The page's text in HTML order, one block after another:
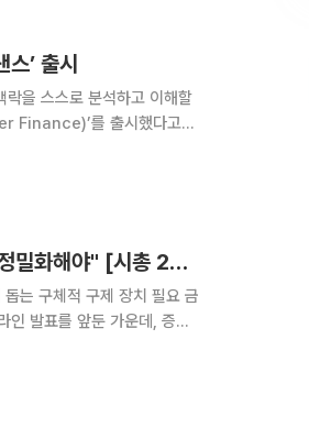
’ 출시
을 스스로 분석하고 이해할
Finance)’를 출시했다고
"단기 주가 부진으로 퇴출 안돼…코스닥 '질적 심사' 정밀화해야" [시총 200억 데드라인의 덫-④]
구체적 구제 장치 필요 금
인 발표를 앞둔 가운데, 증권